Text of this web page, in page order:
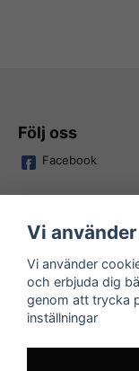
Följ oss
Facebook
Tveka inte att
order@e-liquids.se
några frågor,
önskemål om
Vi
Vi använder
och erbjuda dig
genom att trycka
inställningar